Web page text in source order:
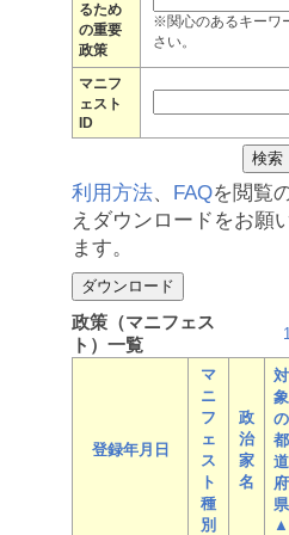
るため
の重要
政策
※関心のあるキーワ
さい。
マニフ
ェスト
ID
利用方法、 FAQを閲覧
えダウンロードをお願
ます。
政策（マニフェス
ト）一覧
登録年月日
マ
ニ
フ
ェ
ス
ト
種
別
政
治
家
名
対
象
の
都
道
府
県
▲